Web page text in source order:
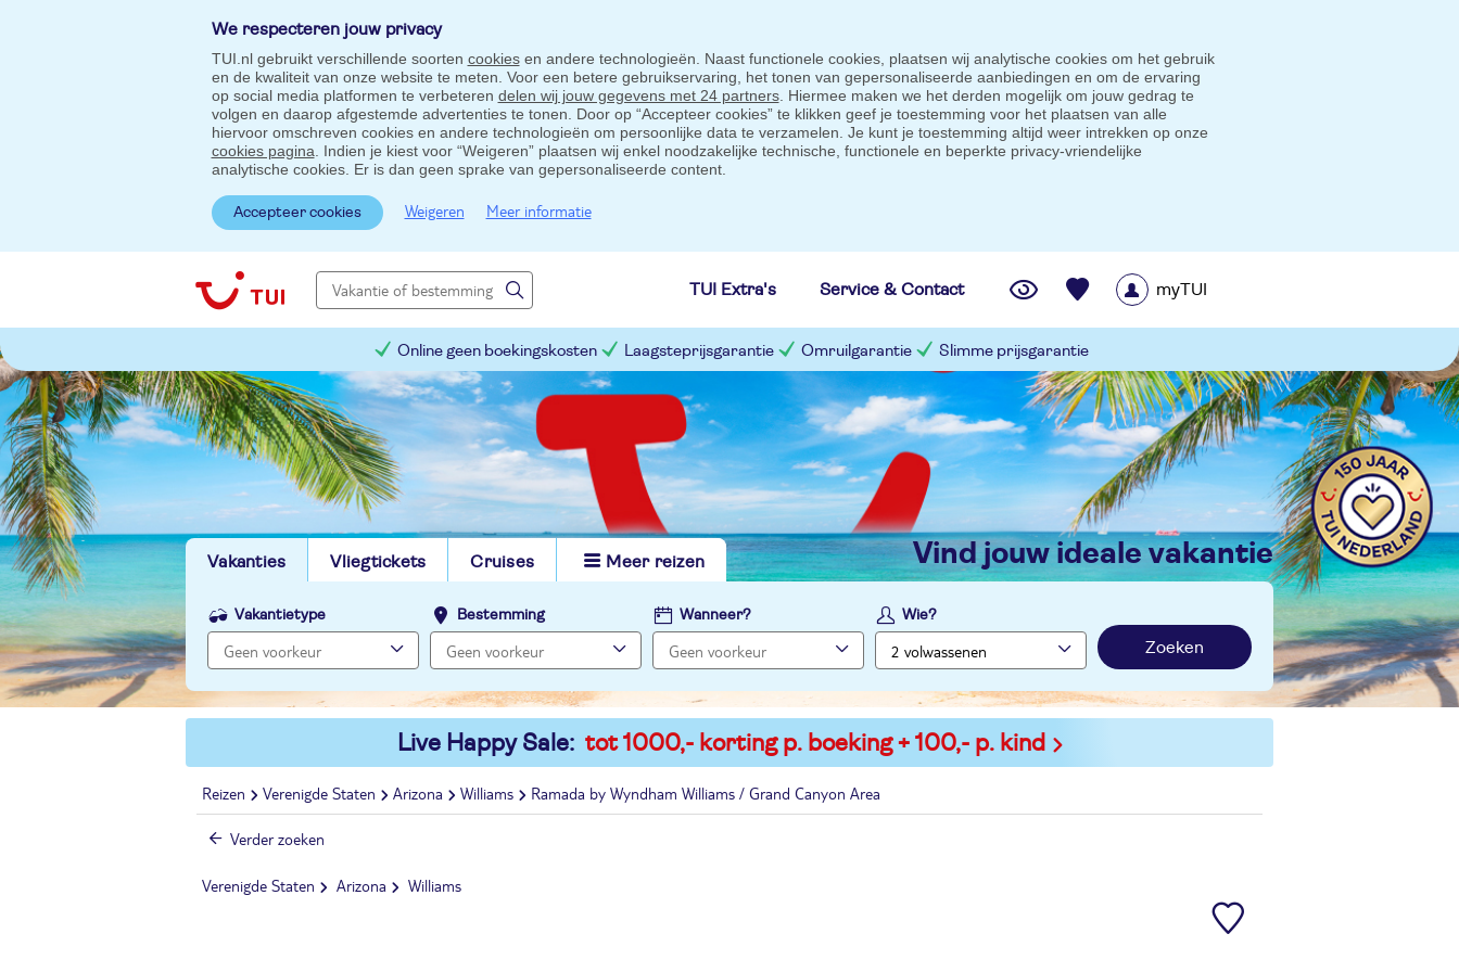
We respecteren jouw privacy
TUI.nl gebruikt verschillende soorten cookiesen andere technologieën. Naast functionele cookies, plaatsen wij analytische cookies om het gebruik
en de kwaliteit van onze website te meten. Voor een betere gebruikservaring, het tonen van gepersonaliseerde aanbiedingen en om de ervaring
op social media platformen te verbeteren delen wij jouw gegevens met 24 partners. Hiermee maken we het derden mogelijk om jouw gedrag te
volgen en daarop afgestemde advertenties te tonen. Door op “Accepteer cookies” te klikken geef je toestemming voor het plaatsen van alle
hiervoor omschreven cookies en andere technologieën om persoonlijke data te verzamelen. Je kunt je toestemming altijd weer intrekken op onze
cookies pagina . Indien je kiest voor “Weigeren” plaatsen wij enkel noodzakelijke technische, functionele en beperkte privacy-vriendelijke
analytische cookies. Er is dan geen sprake van gepersonaliseerde content.
Accepteer cookies Weigeren Meer informatie
TUI Extra's Service & Contact myTUI
Online geen boekingskosten Laagsteprijsgarantie Omruilgarantie Slimme prijsgarantie
Vakanties Vliegtickets Cruises Meer reizen vind jouw ideale vakantie
Vakantietype Bestemming Wanneer? Wie?
Zoeken
Live Happy Sale: tot 1000,- korting p. boeking + 100,- p. kind
Reizen Verenigde Staten Arizona Williams Ramada by Wyndham Williams / Grand Canyon Area
Verder zoeken
Verenigde Staten Arizona Williams